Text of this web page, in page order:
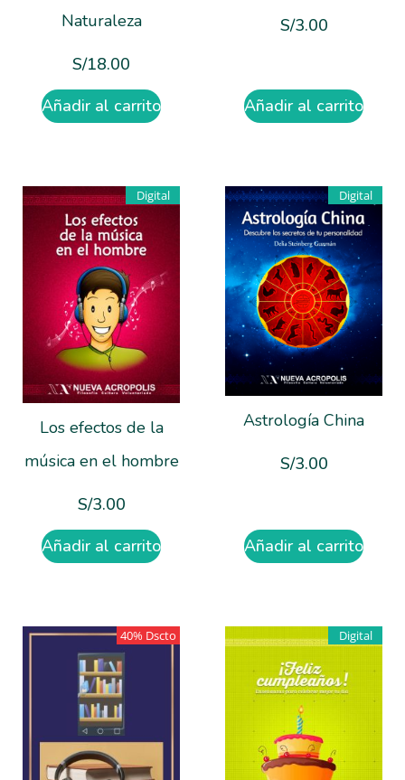
Naturaleza
S/18.00
Añadir al carrito
S/3.00
Añadir al carrito
Digital
Los efectos de la
música en el hombre
S/3.00
Añadir al carrito
Digital
Astrología China
S/3.00
Añadir al carrito
40% Dscto Digital